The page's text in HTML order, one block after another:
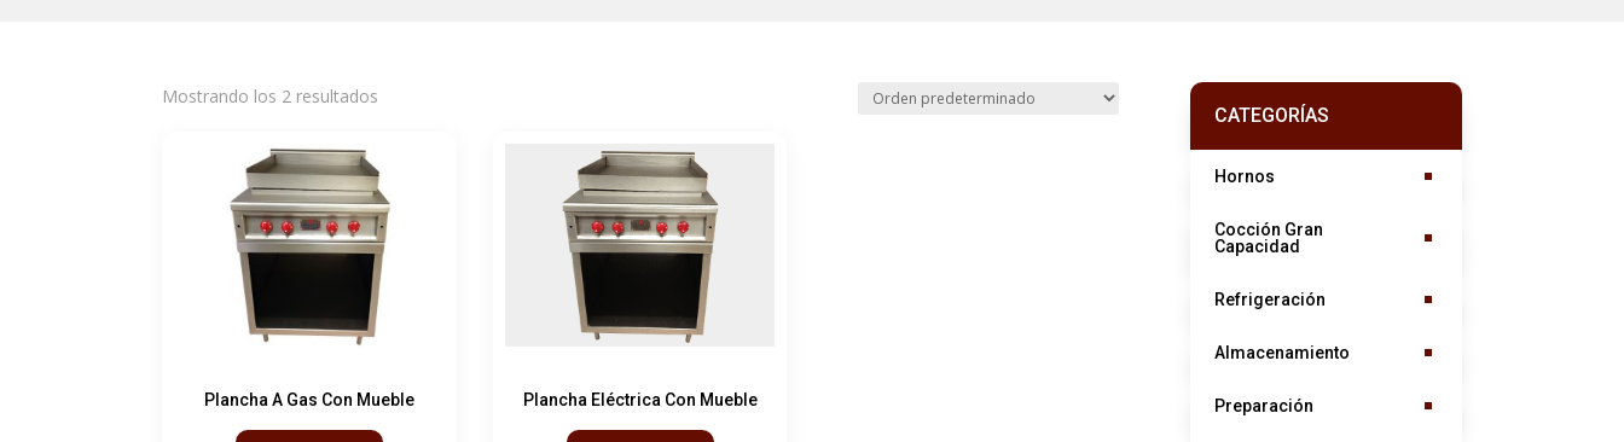
Mostrando los 2 resultados
Plancha A Gas Con Mueble Plancha Eléctrica Con Mueble
CATEGORÍAS
Hornos
Cocción Gran
Capacidad
Refrigeración
Almacenamiento
Preparación